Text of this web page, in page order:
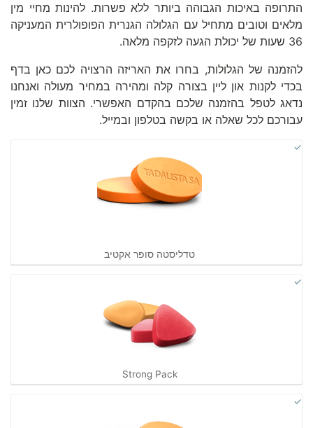
התרופה באיכות הגבוהה ביותר ללא פשרות. להינות מחיי מין
מלאים וטובים מתחיל עם הגלולה הגנרית הפופולרית המעניקה
36 שעות של יכולת הגעה לזקפה מלאה.
להזמנה של הגלולות, בחרו את האריזה הרצויה לכם כאן בדף
בכדי לקנות און ליין בצורה קלה ומהירה במחיר מעולה ואנחנו
נדאג לטפל בהזמנה שלכם בהקדם האפשרי. הצוות שלנו זמין
עבורכם לכל שאלה או בקשה בטלפון ובמייל.
טדליסטה סופר אקטיב
Strong Pack